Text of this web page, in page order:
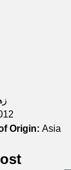
Origin: Asia